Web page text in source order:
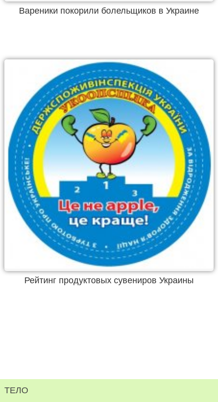
Вареники покорили болельщиков в Украине
Рейтинг продуктовых сувениров Украины
ТЕЛО